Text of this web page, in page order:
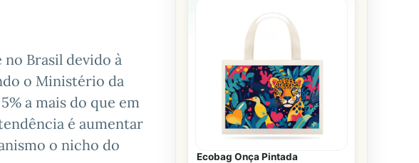
Brasil devido à
o Ministério da
a mais do que em
é aumentar
o nicho do
Ecobag Onça Pintada